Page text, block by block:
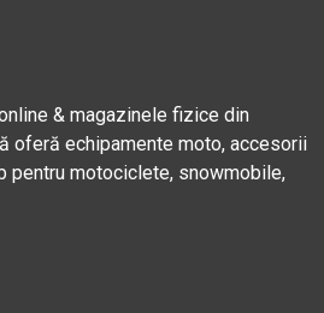
& magazinele fizice din
oferă echipamente moto, accesorii
pentru motociclete, snowmobile,